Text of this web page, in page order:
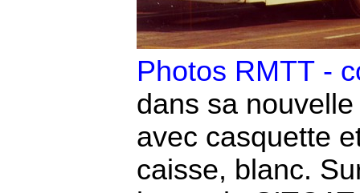
Photos RMTT -
dans sa
avec casquette
caisse, blanc.